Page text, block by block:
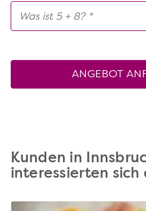
ANGEBOT
Kunden in
interessierten sich